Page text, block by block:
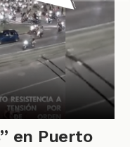
en Puerto